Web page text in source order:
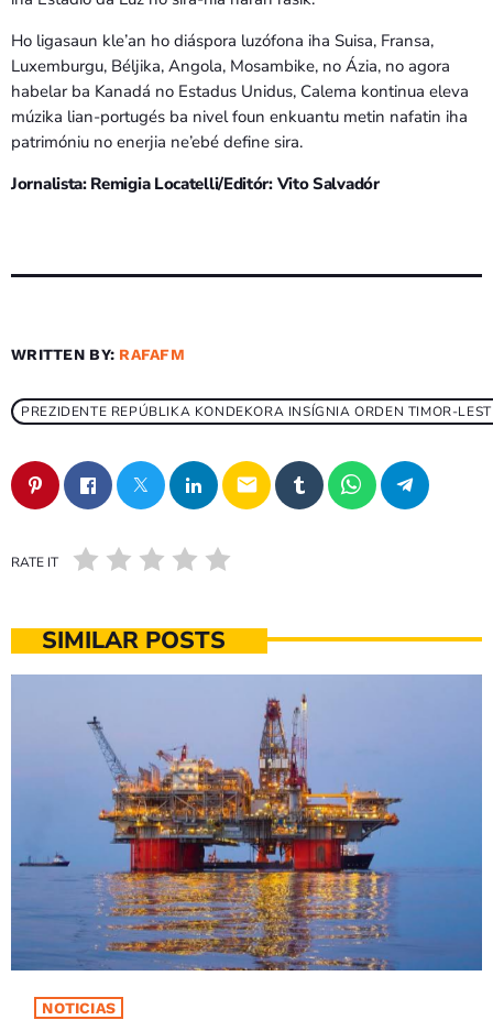
Ho ligasaun kle’an ho diáspora luzófona iha Suisa, Fransa,
Luxemburgu, Béljika, Angola, Mosambike, no Ázia, no agora
habelar ba Kanadá no Estadus Unidus, Calema kontinua eleva
múzika lian-portugés ba nivel foun enkuantu metin nafatin iha
patrimóniu no enerjia ne’ebé define sira.
Jornalista: Remigia Locatelli/Editór: Vito Salvadór
WRITTEN BY: RAFAFM
PREZIDENTE REPÚBLIKA KONDEKORA INSÍGNIA ORDEN TIMOR-
email
RATE IT
SIMILAR POSTS
NOTICIAS